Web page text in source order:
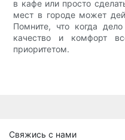
в кафе или просто
мест в городе может
Помните, что когда
качество и комфорт
приоритетом.
Свяжись с нами